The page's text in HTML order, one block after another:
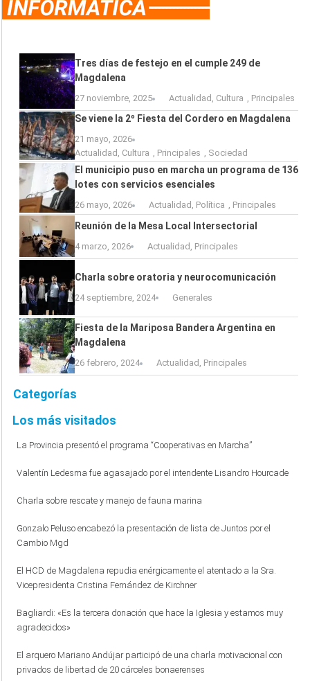
Tres días de festejo en el cumple 249 de
Magdalena
27 noviembre, 2025 Actualidad , Cultura , Principales
Se viene la 2º Fiesta del Cordero en Magdalena
21 mayo, 2026
Actualidad , Cultura , Principales , Sociedad
El municipio puso en marcha un programa de 136
lotes con servicios esenciales
26 mayo, 2026 Actualidad , Política , Principales
Reunión de la Mesa Local Intersectorial
4 marzo, 2026 Actualidad Principales
Charla sobre oratoria y neurocomunicación
24 septiembre, 2024 Generales
Fiesta de la Mariposa Bandera Argentina en
Magdalena
26 febrero, 2024 Actualidad , Principales
Categorías
Los más visitados
La Provincia presentó el programa “Cooperativas en Marcha”
Valentín Ledesma fue agasajado por el intendente Lisandro Hourcade
Charla sobre rescate y manejo de fauna marina
Gonzalo Peluso encabezó la presentación de lista de Juntos por el
Cambio Mgd
El HCD de Magdalena repudia enérgicamente el atentado a la Sra.
Vicepresidenta Cristina Fernández de Kirchner
Bagliardi: «Es la tercera donación que hace la Iglesia y estamos muy
agradecidos»
El arquero Mariano Andújar participó de una charla motivacional con
privados de libertad de 20 cárceles bonaerenses